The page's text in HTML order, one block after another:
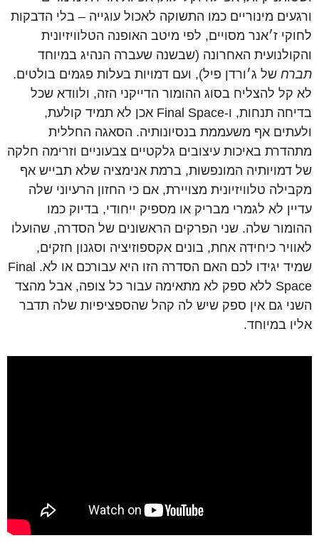
ורגעים מינוריים כמו התשוקה לאכול עוגייה – בלי הדבקות
לחוקי ז׳אנר מסויים, לפי מיטב האופנה הטלוויזיונית
והקולנועית האחרונה (שבשנה שעברה הנהיג במיוחד
תברח של ג׳ורדן פיל), ועם דמויות בעלות פגמים בולטים.
לא קל להצליח בסוג ההומור הדייקני הזה, ולוודא שכל
בדיחה תנחות, ו-Final Space אכן לא תמיד קולעת,
ולעתים אף משעממת בנסיונותיה. הסאגה החללית
מתהדרת באיכות עיצובים גלקטיים צבעוניים וזרימה חלקה
של דמויותיה המונפשות, ברמת אנימציה שלא תבייש אף
מקבילה טלוויזיונית מצויירת, אם כי החזון הרעיוני שלה
עדיין לא לגמרי מבריק או מספיק ייחודי, בדיוק כמו
ההומור שלה. שני הפרקים הראשונים של הסדרה, שהועלו
לאוויר כיחידה אחת, בונים אקספוזיציה וסגנון חזקים,
שמיד יגידו לכם האם הסדרה הזו היא עבורכם או לא . Final
Space ללא ספק לא מתאימה עבור כל צופה, אבל מהצד
השני גם אין ספק שיש לה קהל שהספציפיות שלה תדבר
אליו במיוחד.